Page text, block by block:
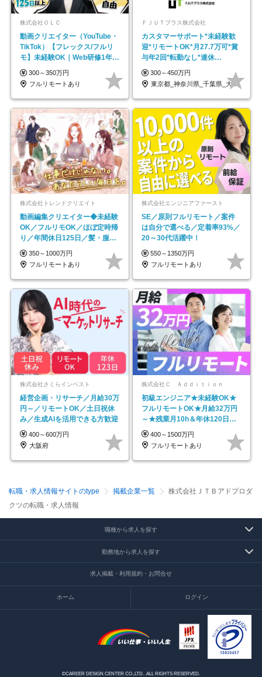
株式会社ＯＬＣ
動画クリエイター（YouTube・
TikTok）【フレックス/フルリ
モ】未経験OK｜Web研修1年間
｜副業OK
300～350万円
フルリモートあり
ＦＪＵＴプラス株式会社
カスタマーサポート*未経験歓
迎*リモートOK*月27.7万可*賞
与年2回*転勤なし*連休
OK/ZE010232
300～450万円
東京都_神奈川県_千葉県_大阪府_愛知県…
株式会社トレンドクリエイト
動画編集クリエイター◆未経験
OK／フルリモOK／ほぼ定時帰
り／年間休日125日／髪・服・
ネイル自由／副業OK
350～1000万円
フルリモートあり
株式会社エンジニアファースト
SE／原則フルリモート／案件
は自分で選べる／定着率93%／
20～30代活躍中！
550～1350万円
フルリモートあり
株式会社さくらインベスト
経営企画・リサーチ／月給30万
円～／リモートOK／土日祝休
み／生成AIを活用できる方歓迎
400～600万円
大阪府
株式会社Ｃ Ａｄｄｉｔｉｏｎ
初級エンジニア★未経験OK★
フルリモートOK★月給32万円
～★残業月10h＆年休120日以
上★副業可
400～1500万円
フルリモートあり
転職・求人情報サイトのtype 掲載企業一覧
株式会社ＪＴＢアドプロダ
クツの転職・求人情報
職種から求人を探す
勤務地から求人を探す
求人掲載・利用規約・お問合せ
ホーム ログイン
©CAREER DESIGN CENTER CO.,LTD. .ALL RIGHTS RESERVED.